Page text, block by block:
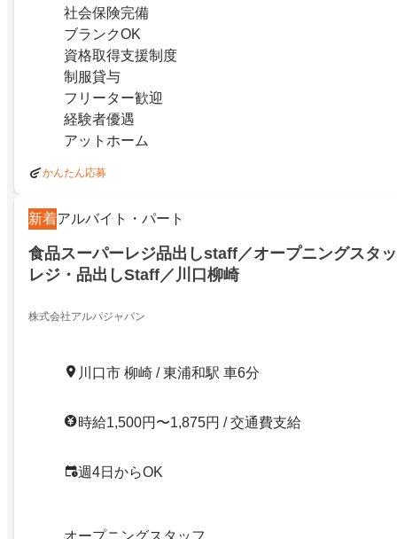
社会保険完備
ブランクOK
資格取得支援制度
制服貸与
フリーター歓迎
経験者優遇
アットホーム
かんたん応募
新着アルバイト・パート
食品スーパーレジ品出しstaff／オープニングスタ
レジ・品出しStaff／川口柳崎
株式会社アルパジャパン
川口市 柳崎 / 東浦和駅 車6分
時給1,500円〜1,875円 / 交通費支給
週4日からOK
オープニングスタッフ